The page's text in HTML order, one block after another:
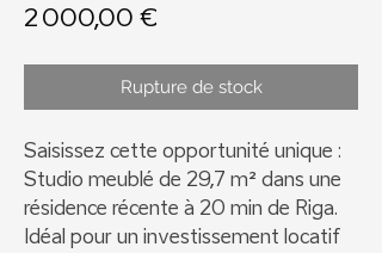
2 000,00 €
Rupture de stock
Saisissez cette opportunité unique :
Studio meublé de 29,7 m² dans une
résidence récente à 20 min de Riga.
Idéal pour un investissement locatif